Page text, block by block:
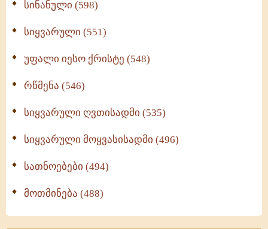
სინანული (598)
სიყვარული (551)
უფალი იესო ქრისტე (548)
რწმენა (546)
სიყვარული ღვთისადმი (535)
სიყვარული მოყვასისადმი (496)
სათნოებები (494)
მოთმინება (488)